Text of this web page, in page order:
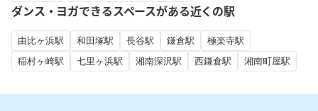
ダンス・ヨガできるスペースがある近くの駅
由比ヶ浜駅 和田塚駅 長谷駅 鎌倉駅
極楽寺駅
稲村ヶ崎駅
七里ヶ浜駅 湘南深沢駅 西鎌倉駅 湘南町屋駅